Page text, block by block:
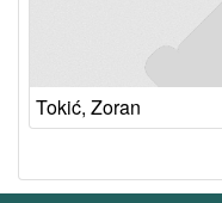
Tokić, Zoran